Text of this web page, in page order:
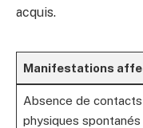
acquis.
Manifestations
Absence de contacts
physiques spontanés